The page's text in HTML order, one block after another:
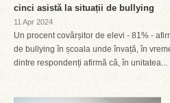
cinci asistă la situații de bullying
11 Apr 2024
Un procent covârșitor de elevi - 81% -
de bullying în școala unde învață, în
dintre respondenți afirmă că, în unitatea...